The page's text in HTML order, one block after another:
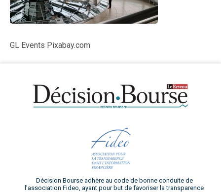
GL Events Pixabay.com
Décision Bourse adhère au code de bonne conduite de
l’association Fideo, ayant pour but de favoriser la transparence